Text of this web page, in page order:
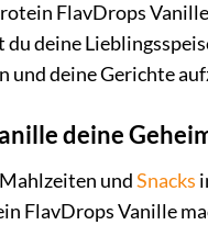
FlavDrops
deine
und deine Gerichte
deine
undSnacks
FlavDrops Vanille